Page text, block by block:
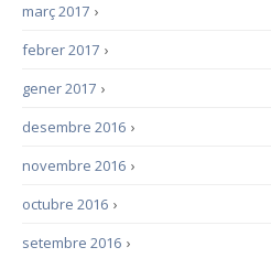
›
març 2017
›
febrer 2017
›
gener 2017
›
desembre 2016
›
novembre 2016
›
octubre 2016
›
setembre 2016